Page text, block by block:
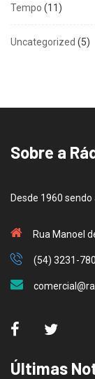
Tempo (11)
Uncategorized (5)
Sobre a
Desde 1960 sendo
Rua Manoel
(54) 3231-
Últimas